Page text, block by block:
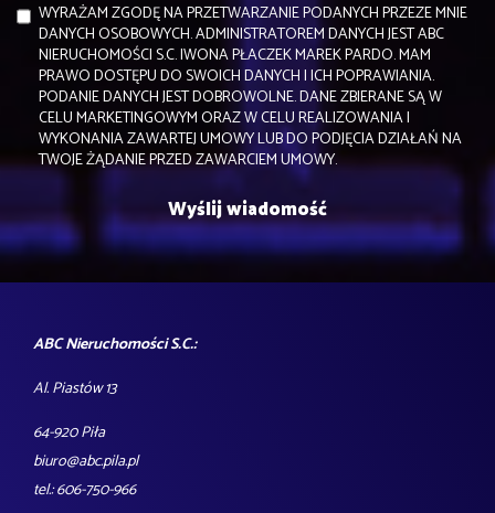
WYRAŻAM ZGODĘ NA PRZETWARZANIE PODANYCH PRZEZE MNIE
DANYCH OSOBOWYCH. ADMINISTRATOREM DANYCH JEST ABC
NIERUCHOMOŚCI S.C. IWONA PŁACZEK MAREK PARDO. MAM
PRAWO DOSTĘPU DO SWOICH DANYCH I ICH POPRAWIANIA.
PODANIE DANYCH JEST DOBROWOLNE. DANE ZBIERANE SĄ W
CELU MARKETINGOWYM ORAZ W CELU REALIZOWANIA I
WYKONANIA ZAWARTEJ UMOWY LUB DO PODJĘCIA DZIAŁAŃ NA
TWOJE ŻĄDANIE PRZED ZAWARCIEM UMOWY.
ABC Nieruchomości S.C.:
Al. Piastów 13
64-920 Piła
biuro@abc.pila.pl
tel.: 606-750-966